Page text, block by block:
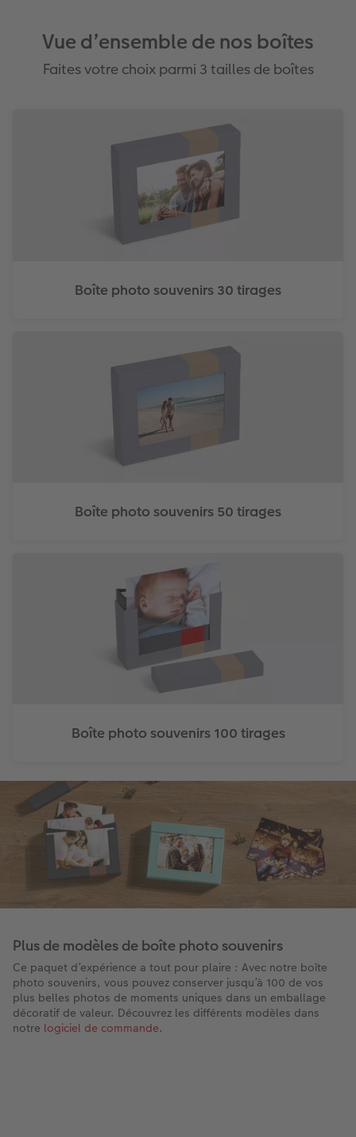
Vue d’ensemble de nos boîtes
Faites votre choix parmi 3 tailles de boîtes
Boîte photo souvenirs 30 tirages
Boîte photo souvenirs 50 tirages
Boîte photo souvenirs 100 tirages
Plus de modèles de boîte photo souvenirs
Ce paquet d’expérience a tout pour plaire : Avec notre boîte
photo souvenirs, vous pouvez conserver jusqu’à 100 de vos
plus belles photos de moments uniques dans un emballage
décoratif de valeur. Découvrez les différents modèles dans
notre logiciel de commande.